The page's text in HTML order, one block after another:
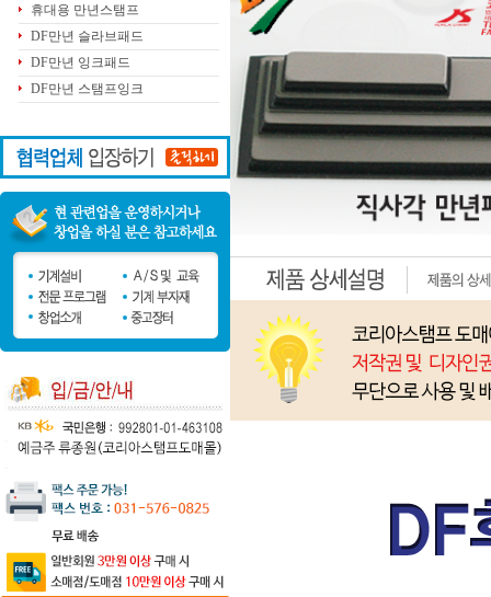
휴대용 만년스탬프
DF만년 슬라브패드
DF만년 잉크패드
DF만년 스탬프잉크